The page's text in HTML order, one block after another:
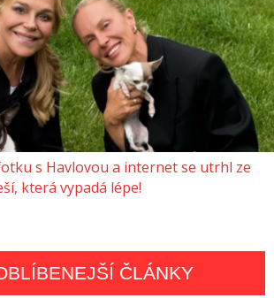
s Havlovou a internet se utrhl ze
která vypadá lépe!
ČLÁNKY